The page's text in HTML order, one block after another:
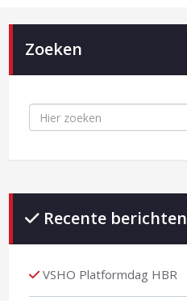
Zoeken
Recente berichten
VSHO Platformdag HBR